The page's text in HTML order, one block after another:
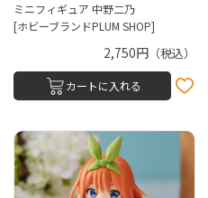
ミニフィギュア 中野二乃
[ホビーブランドPLUM SHOP]
2,750円（税込）
カートに入れる